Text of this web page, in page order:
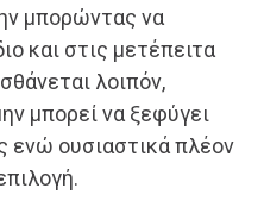
μπορώντας να
και στις μετέπειτα
λοιπόν,
μπορεί να ξεφύγει
ενώ ουσιαστικά πλέον